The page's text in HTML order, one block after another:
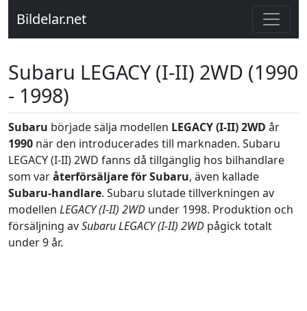
Bildelar.net
Subaru LEGACY (I-II) 2WD (1990
- 1998)
Subaru började sälja modellen LEGACY (I-II) 2WD år
1990 när den introducerades till marknaden. Subaru
LEGACY (I-II) 2WD fanns då tillgänglig hos bilhandlare
som varåterförsäljare för Subaru, även kallade
Subaru-handlare. Subaru slutade tillverkningen av
modellen LEGACY (I-II) 2WD under 1998. Produktion och
försäljning avSubaru LEGACY (I-II) 2WD pågick totalt
under 9 år.